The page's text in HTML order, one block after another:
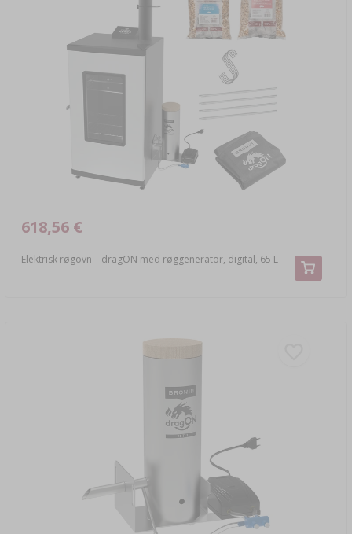
Elektrisk røgovn – dragON med røggenerator, digital, 65 L
618,56 €